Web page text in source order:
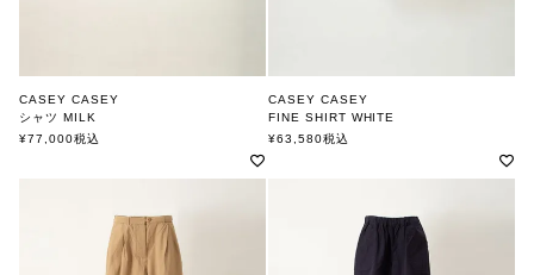
CASEY CASEY
シャツ MILK
ケーシーケーシー
¥77,000税込
CASEY CASEY
FINE SHIRT WHITE
ケーシーケーシー
¥63,580税込